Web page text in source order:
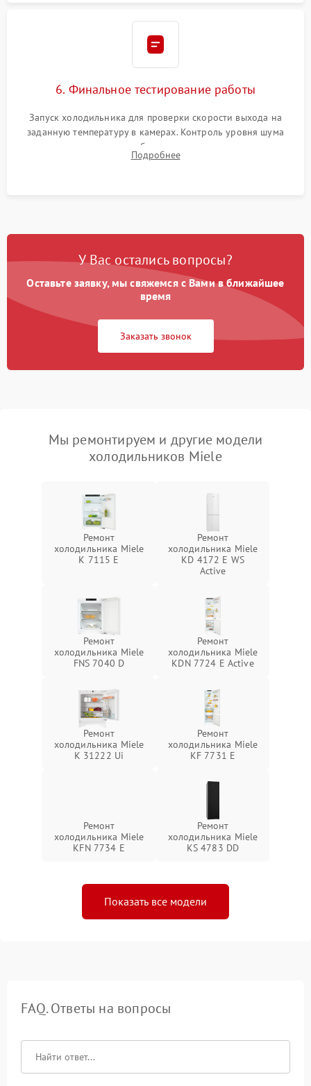
6. Финальное тестирование работы
Запуск холодильника для проверки скорости выхода на
заданную температуру в камерах. Контроль уровня шума
компрессора, отсутствия обмерзания стенок и корректного
срабатывания системы автоматической оттайки.
Подробнее
У Вас остались вопросы?
Оставьте заявку, мы свяжемся с Вами в ближайшее
время
Заказать звонок
Мы ремонтируем и другие модели
холодильников Miele
Ремонт
холодильника Miele
K 7115 E
Ремонт
холодильника Miele
KD 4172 E WS
Active
Ремонт
холодильника Miele
FNS 7040 D
Ремонт
холодильника Miele
KDN 7724 E Active
Ремонт
холодильника Miele
K 31222 Ui
Ремонт
холодильника Miele
KF 7731 E
Ремонт
холодильника Miele
KFN 7734 E
Ремонт
холодильника Miele
KS 4783 DD
Показать все модели
FAQ. Ответы на вопросы